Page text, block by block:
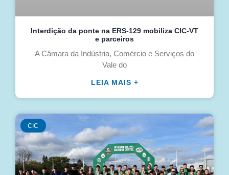
Interdição da ponte na ERS-129 mobiliza CIC-VT
e parceiros
A Câmara da Indústria, Comércio e Serviços do
Vale do
LEIA MAIS +
CIC